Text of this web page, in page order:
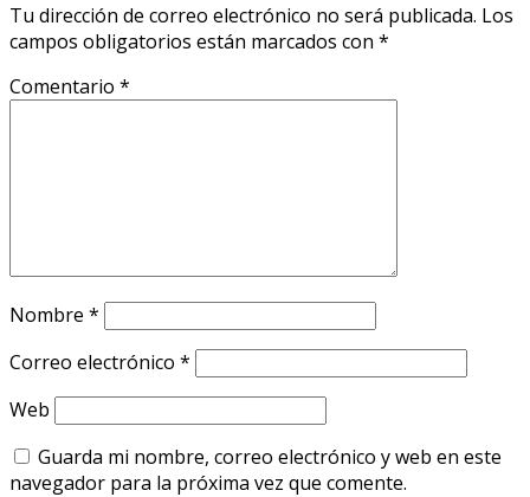
Tu dirección de correo electrónico no será publicada. Los
campos obligatorios están marcados con *
Comentario *
Nombre *
Correo electrónico *
Web
Guarda mi nombre, correo electrónico y web en este
navegador para la próxima vez que comente.